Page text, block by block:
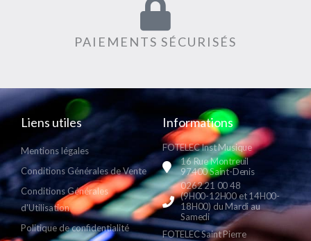
PAIEMENTS SÉCURISÉS
Liens utiles
Mentions légales
Conditions Générales de Vente
Conditions Générales
d'Utilisation
Politique de confidentialité
Informations
FOTELEC Inst Musique
16 Rue Montreuil
97400 Saint-Denis
0262 21 00 48
(9H00-12H00 et 14H00-
18H00) du Mardi au
Samedi
FOTELEC Saint Pierre